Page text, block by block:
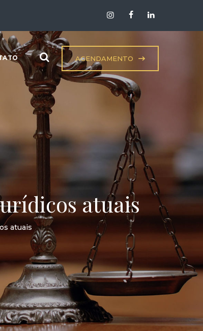
AGENDAMENTO
atuais
atuais